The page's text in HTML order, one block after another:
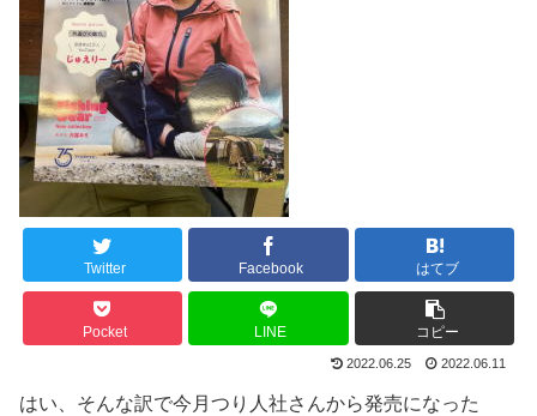
Twitter Facebook はてブ
Pocket LINE コピー
2022.06.25 2022.06.11
はい、そんな訳で今月つり人社さんから発売になった